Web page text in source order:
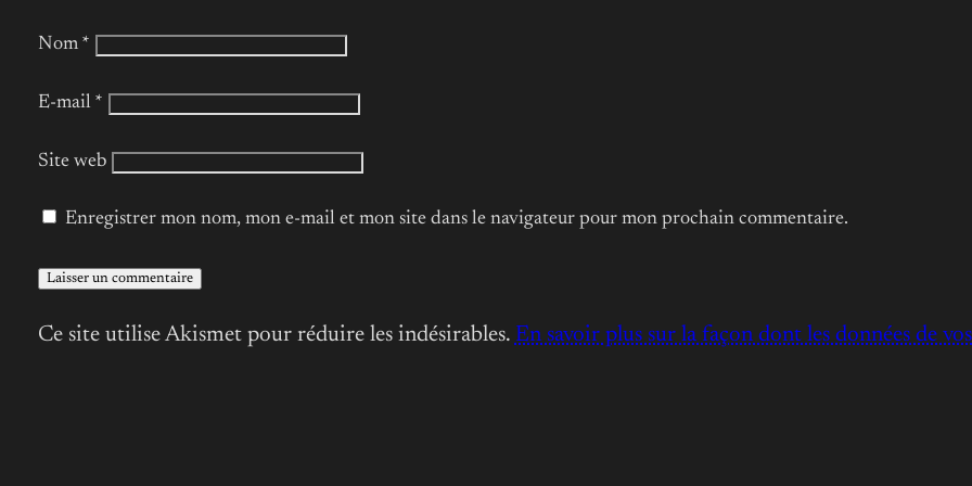
Nom *
E-mail *
Site web
Enregistrer mon nom, mon e-mail et mon site dans le navigateur pour mon prochain commentaire.
Ce site utilise Akismet pour réduire les indésirables. En savoir plus sur la façon dont les données de